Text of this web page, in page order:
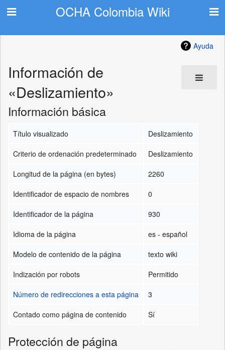
OCHA Colombia Wiki
Ayuda
Información de
«Deslizamiento»
Información básica
Título visualizado
Deslizamiento
Criterio de ordenación predeterminado
Deslizamiento
Longitud de la página (en bytes)
2260
Identificador de espacio de nombres
0
Identificador de la página
930
Idioma de la página
es - español
Modelo de contenido de la página
texto wiki
Indización por robots
Permitido
Número de redirecciones a esta página
3
Contado como página de contenido
Sí
Protección de página